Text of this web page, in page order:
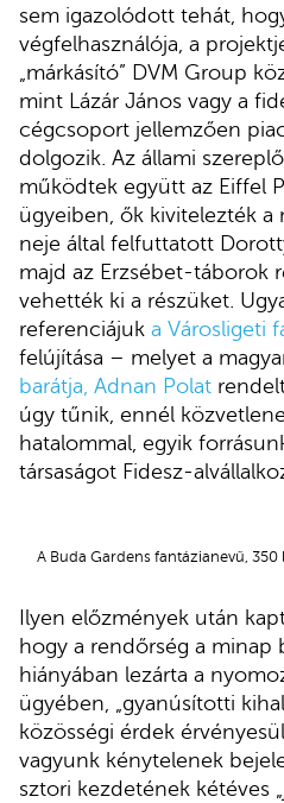
sem igazolódott tehát,
végfelhasználója, a
„márkásító” DVM Group
mint Lázár János vagy a
cégcsoport jellemzően
dolgozik. Az állami
működtek együtt az Eiffel
ügyeiben, ők kivitelezték a
neje által felfuttatott
majd az Erzsébet-táborok
vehették ki a részüket.
referenciájuk a Városligeti
felújítása – melyet a
barátja, Adnan Polat
úgy tűnik, ennél
hatalommal, egyik
társaságot Fidesz-
A Buda Gardens fantázianevű,
Ilyen előzmények után
hogy a rendőrség a minap
hiányában lezárta a
ügyében, „gyanúsítotti
közösségi érdek
vagyunk kénytelenek
sztori kezdetének kétéves